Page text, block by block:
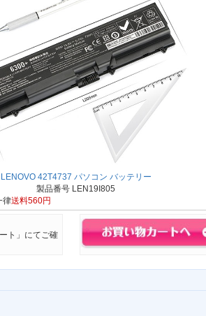
LENOVO 42T4737 パソコン バッテリー
製品番号 LEN19I805
律送料560円
ト」にてご確